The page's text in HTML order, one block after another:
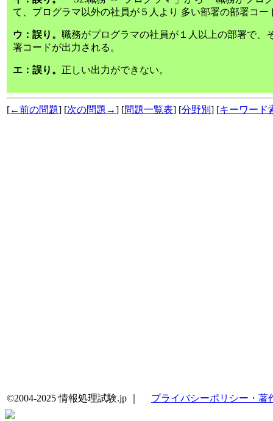
て、プログラマ以外の社員が５人より 多い部署の部署コー
ウ：誤り。 職務がプログラマの社員が１人以上の部署で、
署コードが出力される。
エ：誤り。 正しい出力ができない。
[←前の問題] [次の問題→] [問題一覧表] [分野別 ] [キーワード
©2004-2025 情報処理試験.jp ｜ プライバシーポリシー・著